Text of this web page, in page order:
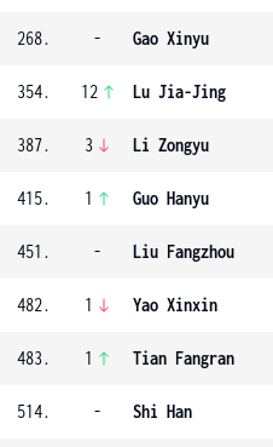
268. - Gao Xinyu
354. 12 Lu Jia-Jing
387. 3 Li Zongyu
415. 1 Guo Hanyu
451. - Liu Fangzhou
482. 1 Yao Xinxin
483. 1 Tian Fangran
514. - Shi Han